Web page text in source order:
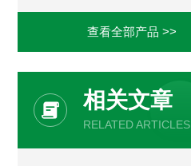
查看全部产品 >>
相关文章
RELATED ARTICLES